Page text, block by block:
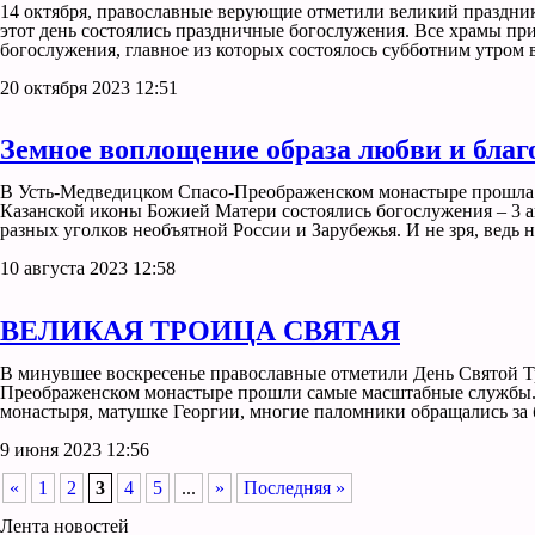
14 октября, православные верующие отметили великий
этот день состоялись праздничные богослужения. Все храмы
богослужения, главное из которых состоялось субботним
20 октября 2023 12:51
Земное воплощение образа любви и
В Усть-Медведицком Спасо-Преображенском монастыре
Казанской иконы Божией Матери состоялись богослужения – 3
разных уголков необъятной России и Зарубежья. И не зря, ведь
10 августа 2023 12:58
ВЕЛИКАЯ ТРОИЦА СВЯТАЯ
В минувшее воскресенье православные отметили День
Преображенском монастыре прошли самые масштабные
монастыря, матушке Георгии, многие паломники обращались
9 июня 2023 12:56
«
1 2 3 4 5 ... »
Последняя »
Лента новостей